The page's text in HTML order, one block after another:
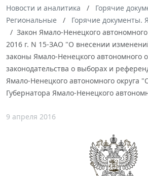
Новости и аналитика
Горячие
Региональные
Горячие документы.
Закон Ямало-Ненецкого
2016 г. N 15-ЗАО "О внесении
законы Ямало-Ненецкого автономного
законодательства о выборах и
Ямало-Ненецкого автономного округа
Губернатора Ямало-Ненецкого
9 апреля 2016